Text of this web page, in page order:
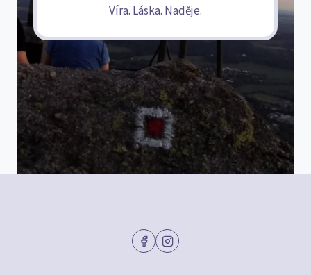
Víra. Láska. Naděje.